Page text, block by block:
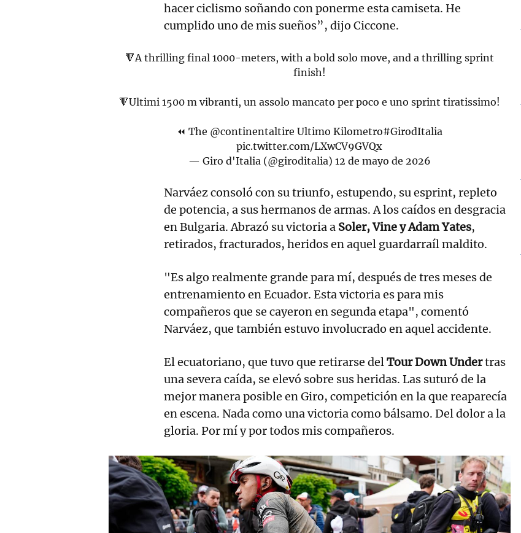
hacer ciclismo soñando con ponerme esta camiseta. He
cumplido uno de mis sueños”, dijo Ciccone.
🔻A thrilling final 1000-meters, with a bold solo move, and a thrilling sprint
finish!
🔻Ultimi 1500 m vibranti, un assolo mancato per poco e uno sprint tiratissimo!
⏪ The @continentaltire Ultimo Kilometro#GirodItalia
pic.twitter.com/LXwCV9GVQx
— Giro d'Italia (@giroditalia) 12 de mayo de 2026
Narváez consoló con su triunfo, estupendo, su esprint, repleto
de potencia, a sus hermanos de armas. A los caídos en desgracia
en Bulgaria. Abrazó su victoria a Soler, Vine y Adam Yates,
retirados, fracturados, heridos en aquel guardarraíl maldito.
"Es algo realmente grande para mí, después de tres meses de
entrenamiento en Ecuador. Esta victoria es para mis
compañeros que se cayeron en segunda etapa", comentó
Narváez, que también estuvo involucrado en aquel accidente.
El ecuatoriano, que tuvo que retirarse delTour Down Undertras
una severa caída, se elevó sobre sus heridas. Las suturó de la
mejor manera posible en Giro, competición en la que reaparecía
en escena. Nada como una victoria como bálsamo. Del dolor a la
gloria. Por mí y por todos mis compañeros.